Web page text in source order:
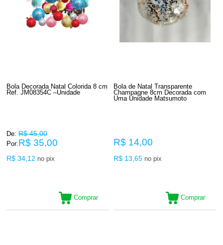
Bola Decorada Natal Colorida 8 cm
Ref. JM08354C –Unidade
De: R$ 45,00
Por:R$ 35,00
R$ 34,12 no pix
Comprar
Bola de Natal Transparente
Champagne 8cm Decorada com
Uma Unidade Matsumoto
R$ 14,00
R$ 13,65 no pix
Comprar